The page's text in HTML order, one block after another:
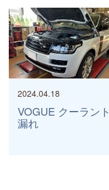
VOGUE クーラント
漏れ
2024.04.18